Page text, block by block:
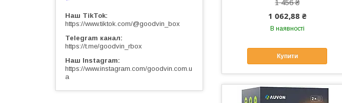
1 456 ₴
1 062,88 ₴
В наявності
Купити
Наш TikTok
https://www.tiktok.com/@goodvin_box
Telegram канал
https://t.me/goodvin_rbox
Наш Instagram
https://www.instagram.com/goodvin.com.u
a